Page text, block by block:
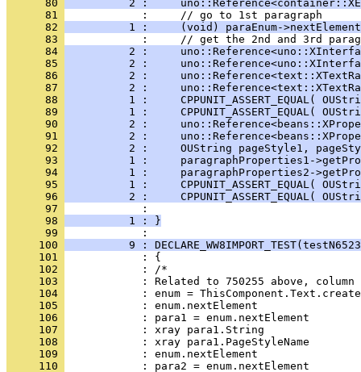
      80
2 :
      81
      82
1 :     (void) paraEnum-
      83
      84
2 :
      85
2 :
      86
2 :
      87
2 :
      88
1 :     CPPUNIT_ASSERT_EQUAL(
      89
1 :     CPPUNIT_ASSERT_EQUAL(
      90
2 :
      91
2 :
      92
2 :     OUString pageStyle1,
      93
1 :     paragraphProperties1-
      94
1 :     paragraphProperties2-
      95
1 :     CPPUNIT_ASSERT_EQUAL(
      96
2 :     CPPUNIT_ASSERT_EQUAL(
      97
      98
          1 : }
      99
     100
9 :
     101
     102
     103
     104
     105
     106
     107
     108
     109
     110